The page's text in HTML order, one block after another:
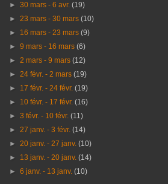
►30 mars - 6 avr.(19)
►23 mars - 30 mars(10)
► 16 mars - 23 mars(9)
►9 mars - 16 mars(6)
►2 mars - 9 mars(12)
►24 févr. - 2 mars(19)
► 17 févr. - 24 févr.(19)
► 10 févr. - 17 févr.(16)
►3 févr. - 10 févr.(11)
►27 janv. - 3 févr.(14)
►20 janv. - 27 janv.(10)
► 13 janv. - 20 janv.(14)
►6 janv. - 13 janv.(10)